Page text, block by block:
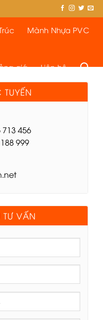
Mành Nhựa PVC
giá Liên hệ
TUYẾN
713 456
999
TƯ VẤN